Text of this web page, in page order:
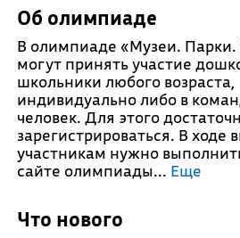
Об олимпиаде
В олимпиаде «Музеи. Парки.
могут принять участие
школьники любого возраста,
индивидуально либо в
человек. Для этого
зарегистрироваться. В ходе
участникам нужно
сайте олимпиады... Еще
Что нового